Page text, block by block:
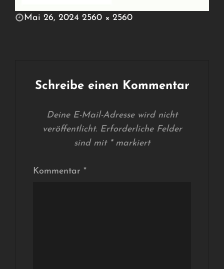
POSTED
Mai 26, 2024 2560 × 2560
Schreibe einen Kommentar
Deine E-Mail-Adresse wird nicht
veröffentlicht. Erforderliche Felder
sind mit *markiert
Kommentar *